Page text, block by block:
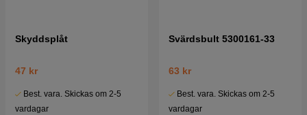
Skyddsplåt
47 kr
Best. vara. Skickas om 2-5
vardagar
Svärdsbult 5300161-33
63 kr
Best. vara. Skickas om 2-5
vardagar